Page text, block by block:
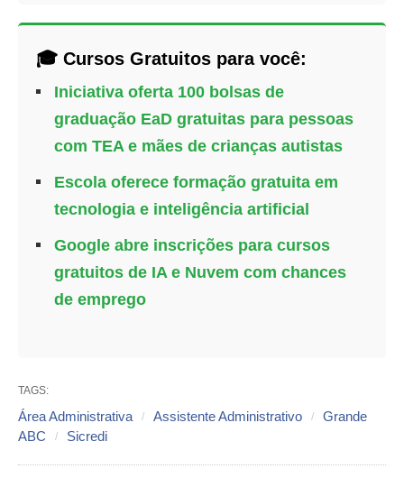
🎓 Cursos Gratuitos para você:
Iniciativa oferta 100 bolsas de
graduação EaD gratuitas para pessoas
com TEA e mães de crianças autistas
Escola oferece formação gratuita em
tecnologia e inteligência artificial
Google abre inscrições para cursos
gratuitos de IA e Nuvem com chances
de emprego
TAGS:
Área Administrativa Assistente Administrativo
Grande
ABC
Sicredi